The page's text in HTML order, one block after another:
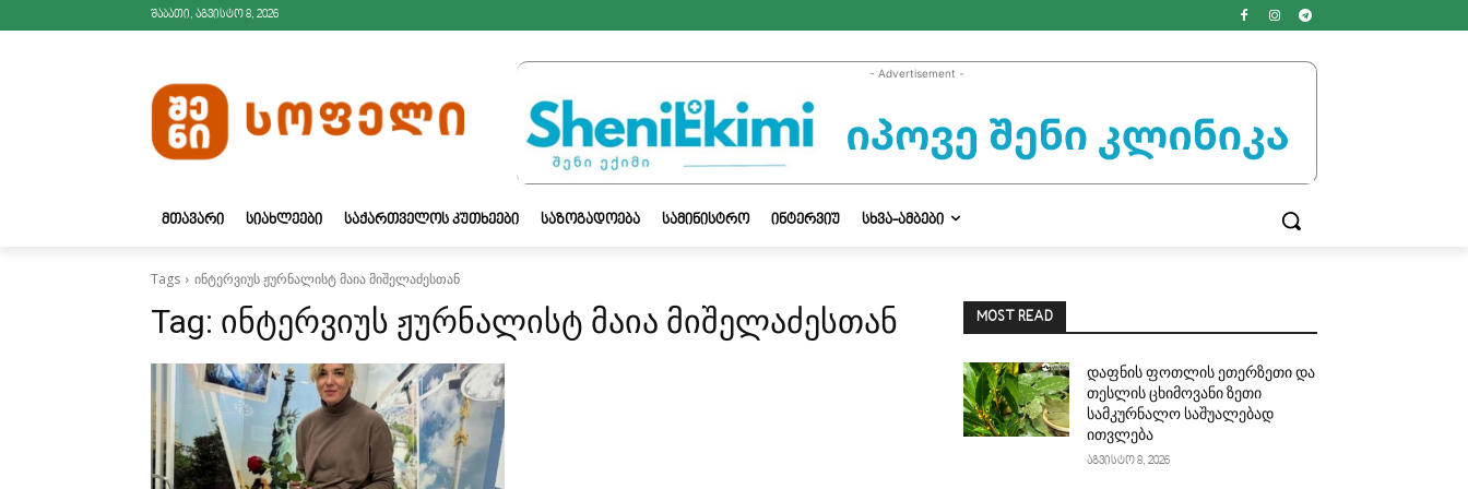
შაბათი, აგვისტო 8, 2026
- Advertisement -
ᲛᲗᲐᲕᲐᲠᲘ ᲡᲘᲐᲮᲚᲔᲔᲑᲘ ᲡᲐᲥᲐᲠᲗᲕᲔᲚᲝᲡ ᲙᲣᲗᲮᲔᲔᲑᲘ ᲡᲐᲖᲝᲒᲐᲓᲝᲔᲑᲐ ᲡᲐᲛᲘᲜᲘᲡᲢᲠᲝ ᲘᲜᲢᲔᲠᲕᲘᲣ ᲡᲮᲕᲐ-ᲐᲛᲑᲔᲑᲘ
Tags ინტერვიუს ჟურნალისტ მაია მიშელაძესთან
Tag: ინტერვიუს ჟურნალისტ მაია მიშელაძესთან MOST READ
დაფნის ფოთლის ეთერზეთი და
თესლის ცხიმოვანი ზეთი
სამკურნალო საშუალებად
ითვლება
აგვისტო 8, 2026